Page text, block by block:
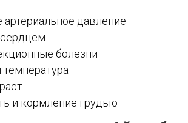
давление
болезни
и кормление грудью